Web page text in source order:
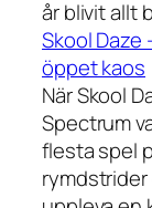
år blivit allt
Skool
öppet kaos
När Skool
Spectrum
flesta spel